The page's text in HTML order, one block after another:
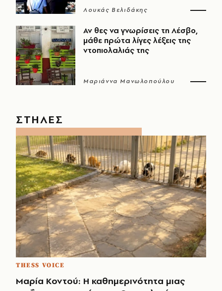
Λουκάς Βελιδάκης
Αν θες να γνωρίσεις τη Λέσβο,
μάθε πρώτα λίγες λέξεις της
ντοπιολαλιάς της
Μαριάννα Μανωλοπούλου
ΣΤΗΛΕΣ
THESS VOICE
Μαρία Κοντού: Η καθημερινότητα μιας